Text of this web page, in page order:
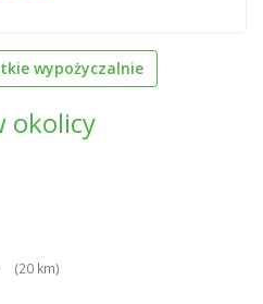
wypożyczalnie
okolicy
(20 km)